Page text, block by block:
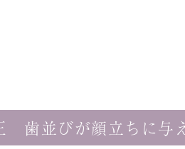
歯並びが顔立ちに与